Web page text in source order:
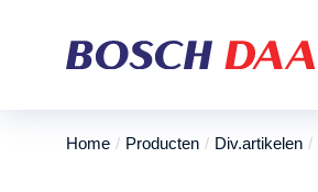
Je bent hier:
Home Producten Div.artikelen